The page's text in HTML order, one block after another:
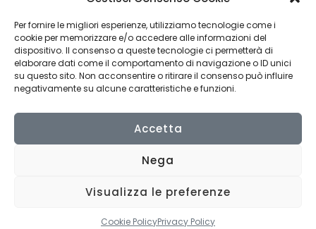
Per fornire le migliori esperienze, utilizziamo tecnologie come i
cookie per memorizzare e/o accedere alle informazioni del
dispositivo. Il consenso a queste tecnologie ci permetterà di
elaborare dati come il comportamento di navigazione o ID unici
su questo sito. Non acconsentire o ritirare il consenso può influire
negativamente su alcune caratteristiche e funzioni.
Accetta
Nega
Visualizza le preferenze
Cookie PolicyPrivacy Policy
Note legali
Privacy Policy
© 2022 CulturAgroalimentare di Raffaello De Crescenzo - P.IVA